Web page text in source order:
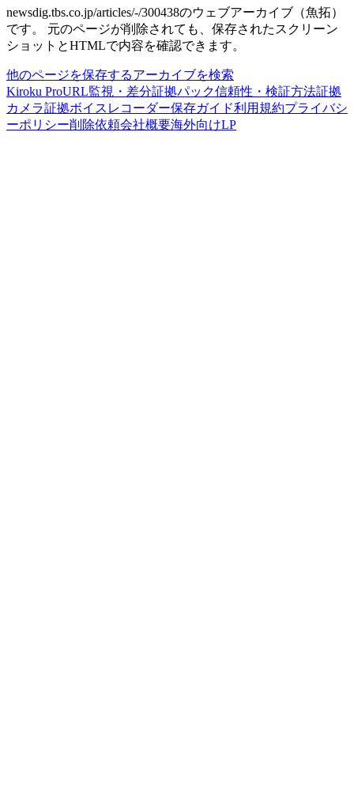
newsdig.tbs.co.jp/articles/-/300438のウェブアーカイブ（魚拓）
です。
元のページが削除されても、保存されたスクリーン
ショットとHTMLで内容を確認できます。
他のページを保存するアーカイブを検索
Kiroku ProURL監視・差分証拠パック信頼性・検証方法証拠
カメラ証拠ボイスレコーダー保存ガイド利用規約プライバシ
ーポリシー削除依頼会社概要海外向けLP